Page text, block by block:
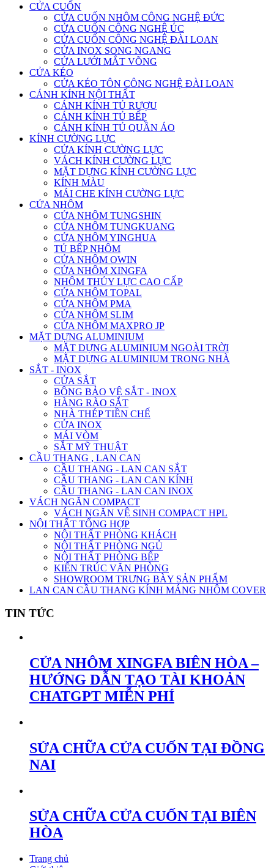
CỬA CUỐN
CỬA CUỐN NHÔM CÔNG NGHỆ ĐỨC
CỬA CUỐN CÔNG NGHỆ ÚC
CỬA CUỐN CÔNG NGHỆ ĐÀI LOAN
CỬA INOX SONG NGANG
CỬA LƯỚI MẮT VÕNG
CỬA KÉO
CỬA KÉO TÔN CÔNG NGHỆ ĐÀI LOAN
CÁNH KÍNH NỘI THẤT
CÁNH KÍNH TỦ RƯỢU
CÁNH KÍNH TỦ BẾP
CÁNH KÍNH TỦ QUẦN ÁO
KÍNH CƯỜNG LỰC
CỬA KÍNH CƯỜNG LỰC
VÁCH KÍNH CƯỜNG LỰC
MẶT DỰNG KÍNH CƯỜNG LỰC
KÍNH MÀU
MÁI CHE KÍNH CƯỜNG LỰC
CỬA NHÔM
CỬA NHÔM TUNGSHIN
CỬA NHÔM TUNGKUANG
CỬA NHÔM YINGHUA
TỦ BẾP NHÔM
CỬA NHÔM OWIN
CỬA NHÔM XINGFA
NHÔM THỦY LỰC CAO CẤP
CỬA NHÔM TOPAL
CỬA NHÔM PMA
CỬA NHÔM SLIM
CỬA NHÔM MAXPRO JP
MẶT DỰNG ALUMINIUM
MẶT DỰNG ALUMINIUM NGOÀI TRỜI
MẶT DỰNG ALUMINIUM TRONG NHÀ
SẮT - INOX
CỬA SẮT
BÔNG BẢO VỆ SẮT - INOX
HÀNG RÀO SẮT
NHÀ THÉP TIỀN CHẾ
CỬA INOX
MÁI VÒM
SẮT MỸ THUẬT
CẦU THANG , LAN CAN
CẦU THANG - LAN CAN SẮT
CẦU THANG - LAN CAN KÍNH
CẦU THANG - LAN CAN INOX
VÁCH NGĂN COMPACT
VÁCH NGĂN VỆ SINH COMPACT HPL
NỘI THẤT TỔNG HỢP
NỘI THẤT PHÒNG KHÁCH
NỘI THẤT PHÒNG NGỦ
NỘI THẤT PHÒNG BẾP
KIẾN TRÚC VĂN PHÒNG
SHOWROOM TRƯNG BÀY SẢN PHẨM
LAN CAN CẦU THANG KÍNH MÁNG NHÔM COVER
TIN TỨC
CỬA NHÔM XINGFA BIÊN HÒA –
HƯỚNG DẪN TẠO TÀI KHOẢN
CHATGPT MIỄN PHÍ
SỬA CHỮA CỬA CUỐN TẠI ĐỒNG
NAI
SỬA CHỮA CỬA CUỐN TẠI BIÊN
HÒA
Trang chủ